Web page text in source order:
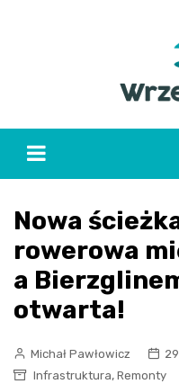
Nowa
rowerowa
a
otwarta!
Michał Pawłowicz
Infrastruktura, Remonty